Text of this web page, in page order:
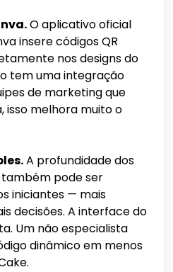
O aplicativo oficial
insere códigos QR
nos designs do
tem uma integração
de marketing que
isso melhora muito o
A profundidade dos
também pode ser
iniciantes — mais
decisões. A interface do
Um não especialista
dinâmico em menos